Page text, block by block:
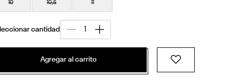
10 10,5 11
Agregar al carrito